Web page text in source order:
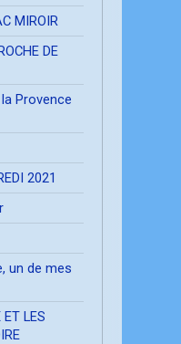
MIROIR
DE
Provence
2021
un de mes
ET LES